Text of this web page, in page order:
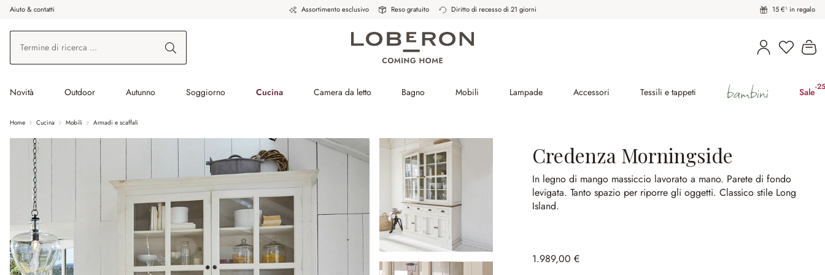
al contenuto principale
Vai alla ricerca
Vai alla navigazione principale
Aiuto & contatti Assortimento esclusivo Reso gratuito Diritto di recesso di 21 giorni 15 €¹ in regalo
Hai 0 Il
Novità Outdoor Autunno Soggiorno Cucina Camera da letto Bagno Mobili Lampade Accessori Tessili e tappeti bambini Sale-
Home Cucina Mobili Armadi e scaffali
Credenza Morningside
In legno di mango massiccio lavorato a mano. Parete di fondo
levigata.Tanto spazio per riporre gli oggetti.Classico stile Long
Island.
1.989,00 €